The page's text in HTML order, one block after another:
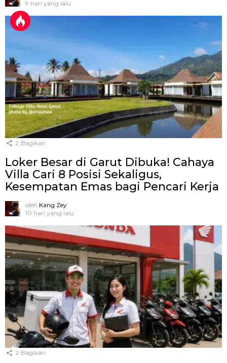
9 hari yang lalu
2 Bagikan
Loker Besar di Garut Dibuka! Cahaya
Villa Cari 8 Posisi Sekaligus,
Kesempatan Emas bagi Pencari Kerja
oleh Kang Zey
10 hari yang lalu
2 Bagikan